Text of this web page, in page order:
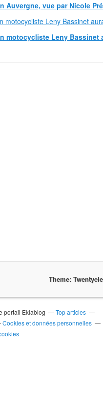
Auvergne, vue par Nicole
motocycliste Leny Bassinet
Theme:
portail Eklablog
Top articles
Cookies et données personnelles